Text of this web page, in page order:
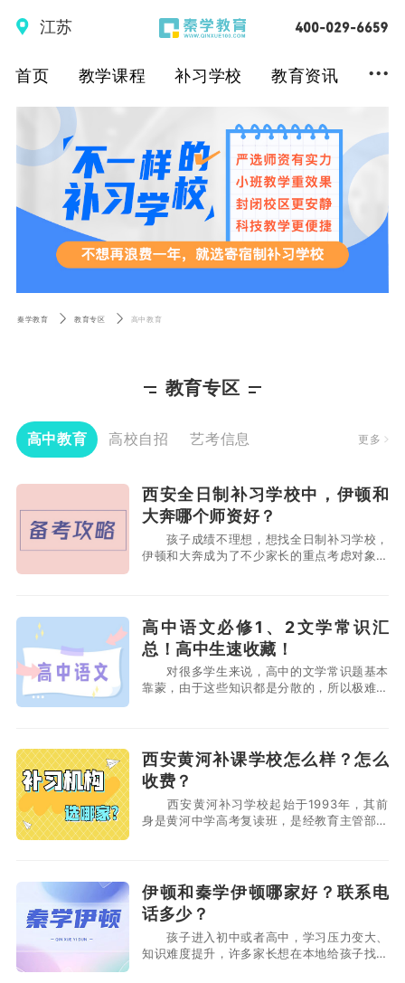
江苏
首页 教学课程 补习学校 教育资讯 ...
秦学教育 教育专区 高中教育
教育专区
高中教育 高校自招 艺考信息 更多
西安全日制补习学校中，伊顿和
大奔哪个师资好？
孩子成绩不理想，想找全日制补习学校，
伊顿和大奔成为了不少家长的重点考虑对象，
家学校。 西安全日制补习学校中，伊顿和
大奔哪个师资好？ 大奔补习学校：他们招聘
老师的门
高中语文必修1、2文学常识汇
总！高中生速收藏！
对很多学生来说，高中的文学常识题基本
靠蒙，由于这些知识都是分散的，所以极难形
巷诗人”的美称。 2、《再别康桥》徐志
摩：现代诗人、散文家，“新月诗派”代表人
物。 3、《大
西安黄河补课学校怎么样？怎么
收费？
西安黄河补习学校起始于1993年，其前
身是黄河中学高考复读班，是经教育主管部门
生过万，也有学生考上了西安交大、浙大等
985名校。多次被评为：省、市、区"民办培
训机构先进单位"
伊顿和秦学伊顿哪家好？联系电
话多少？
孩子进入初中或者高中，学习压力变大、
知识难度提升，许多家长想在本地给孩子找一